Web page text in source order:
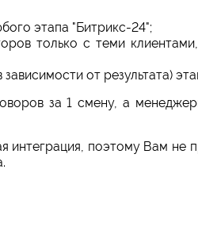
этапа "Битрикс-24";
только с теми
от результата)
за 1 смену, а
интеграция, поэтому Вам не